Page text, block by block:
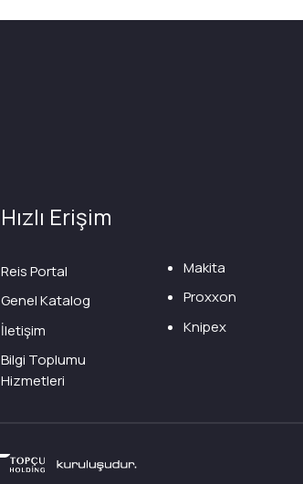
Hızlı Erişim
Reis Portal
Genel Katalog
İletişim
Bilgi Toplumu
Hizmetleri
Makita
Proxxon
Knipex